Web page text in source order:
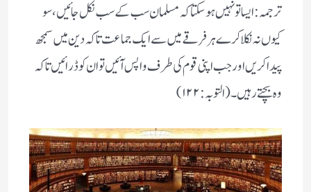
ترجمہ :ایسا تو نہیں ہوسکتا کہ مسلمان سب کے سب نکل جائیں، سو
کیوں نہ نکلا کرے ہر فرقے میں سے ایک جماعت تاکہ دین میں سمجھ
پیدا کریں اور جب اپنی قوم کی طرف واپس آئیں تو ان کو ڈرائیں تاکہ
وہ بچتے رہیں۔ ( التوبہ : ۱۲۲)